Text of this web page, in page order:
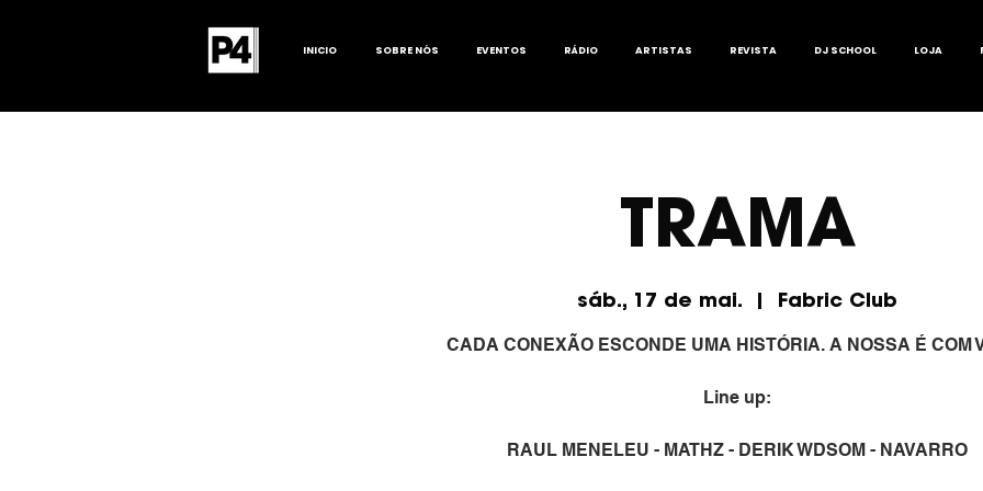
INICIO SOBRE NÓS EVENTOS RÁDIO ARTISTAS REVISTA DJ SCHOOL LOJA
TRAMA
sáb., 17 de mai.
  |
Fabric Club
CADA CONEXÃO ESCONDE UMA HISTÓRIA. A NOSSA É COM
Line up:
RAUL MENELEU - MATHZ - DERIK WDSOM - NAVARRO